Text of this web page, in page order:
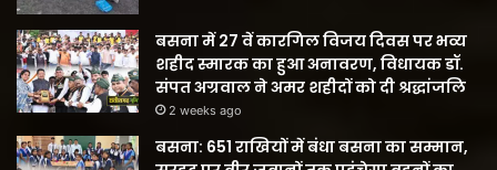
बसना में 27 वें कारगिल विजय दिवस पर भव्य
शहीद स्मारक का हुआ अनावरण, विधायक डॉ.
संपत अग्रवाल ने अमर शहीदों को दी श्रद्धांजलि
2 weeks ago
बसना: 651 राखियों में बंधा बसना का सम्मान,